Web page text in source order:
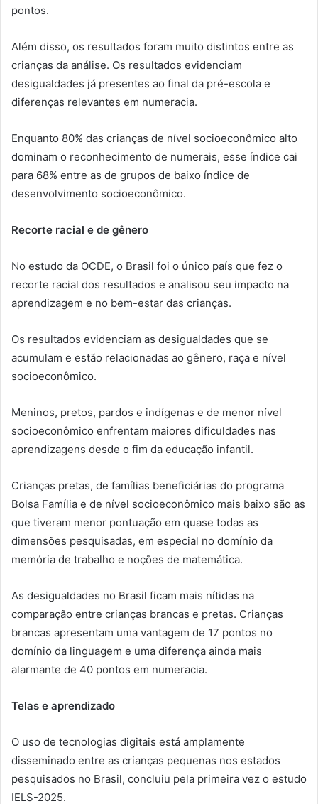
pontos.
Além disso, os resultados foram muito distintos entre as
crianças da análise. Os resultados evidenciam
desigualdades já presentes ao final da pré-escola e
diferenças relevantes em numeracia.
Enquanto 80% das crianças de nível socioeconômico alto
dominam o reconhecimento de numerais, esse índice cai
para 68% entre as de grupos de baixo índice de
desenvolvimento socioeconômico.
Recorte racial e de gênero
No estudo da OCDE, o Brasil foi o único país que fez o
recorte racial dos resultados e analisou seu impacto na
aprendizagem e no bem-estar das crianças.
Os resultados evidenciam as desigualdades que se
acumulam e estão relacionadas ao gênero, raça e nível
socioeconômico.
Meninos, pretos, pardos e indígenas e de menor nível
socioeconômico enfrentam maiores dificuldades nas
aprendizagens desde o fim da educação infantil.
Crianças pretas, de famílias beneficiárias do programa
Bolsa Família e de nível socioeconômico mais baixo são as
que tiveram menor pontuação em quase todas as
dimensões pesquisadas, em especial no domínio da
memória de trabalho e noções de matemática.
As desigualdades no Brasil ficam mais nítidas na
comparação entre crianças brancas e pretas. Crianças
brancas apresentam uma vantagem de 17 pontos no
domínio da linguagem e uma diferença ainda mais
alarmante de 40 pontos em numeracia.
Telas e aprendizado
O uso de tecnologias digitais está amplamente
disseminado entre as crianças pequenas nos estados
pesquisados no Brasil, concluiu pela primeira vez o estudo
IELS-2025.